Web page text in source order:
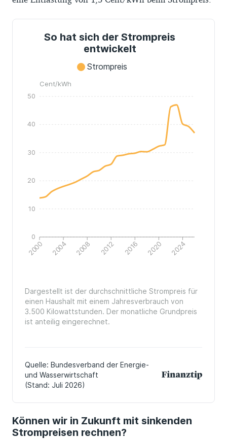
Können wir in Zukunft mit sinkenden
Strompreisen rechnen?